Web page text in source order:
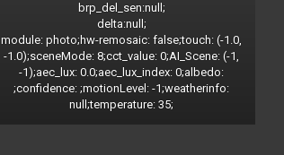
brp_del_sen:null;
delta:null;
module: photo;hw-remosaic: false;touch: (-1.0,
-1.0);sceneMode: 8;cct_value: 0;AI_Scene: (-1,
-1);aec_lux: 0.0;aec_lux_index: 0;albedo:
;confidence: ;motionLevel: -1;weatherinfo:
null;temperature: 35;